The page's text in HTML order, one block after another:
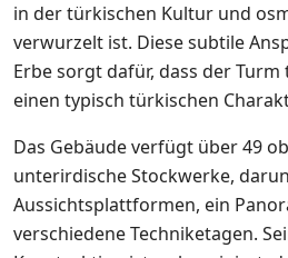
in der türkischen Kultur und
verwurzelt ist. Diese subtile
Erbe sorgt dafür, dass der
einen typisch türkischen
Das Gebäude verfügt über 49
unterirdische Stockwerke,
Aussichtsplattformen, ein
verschiedene Techniketagen.